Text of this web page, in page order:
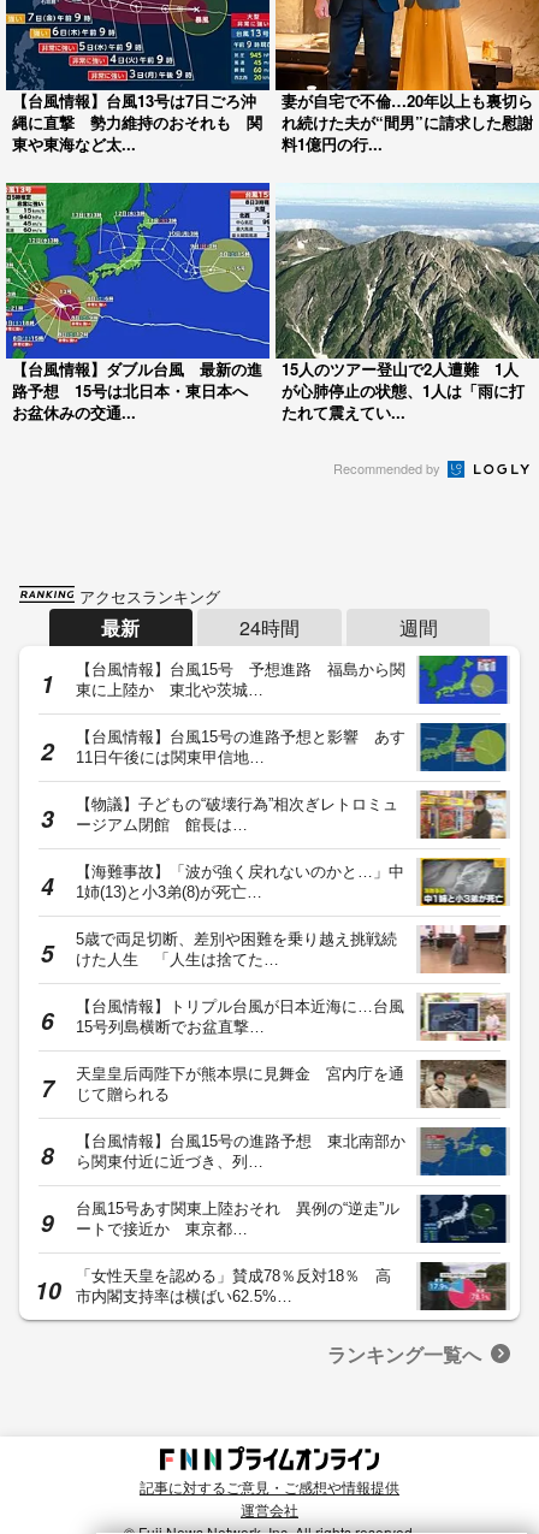
【台風情報】台風13号は7日ごろ沖
縄に直撃 勢力維持のおそれも 関
東や東海など太...
妻が自宅で不倫…20年以上も裏切ら
れ続けた夫が“間男”に請求した慰謝
料1億円の行...
【台風情報】ダブル台風 最新の進
路予想 15号は北日本・東日本へ
お盆休みの交通...
15人のツアー登山で2人遭難 1人
が心肺停止の状態、1人は「雨に打
たれて震えてい...
Recommended by
アクセスランキング
最新 24時間 週間
【台風情報】台風15号 予想進路 福島から関
東に上陸か 東北や茨城…
【台風情報】台風15号の進路予想と影響 あす
11日午後には関東甲信地…
【物議】子どもの“破壊行為”相次ぎレトロミュ
ージアム閉館 館長は…
【海難事故】「波が強く戻れないのかと…」中
1姉(13)と小3弟(8)が死亡…
5歳で両足切断、差別や困難を乗り越え挑戦続
けた人生 「人生は捨てた…
【台風情報】トリプル台風が日本近海に…台風
15号列島横断でお盆直撃…
天皇皇后両陛下が熊本県に見舞金 宮内庁を通
じて贈られる
【台風情報】台風15号の進路予想 東北南部か
ら関東付近に近づき、列…
台風15号あす関東上陸おそれ 異例の“逆走”ル
ートで接近か 東京都…
「女性天皇を認める」賛成78％反対18％ 高
市内閣支持率は横ばい62.5%…
ランキング一覧へ
記事に対するご意見・ご感想や情報提供
運営会社